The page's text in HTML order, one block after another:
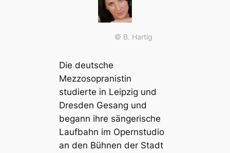
© B. Hartig
Die deutsche
Mezzosopranistin
studierte in Leipzig und
Dresden Gesang und
begann ihre sängerische
Laufbahn im Opernstudio
an den Bühnen der Stadt